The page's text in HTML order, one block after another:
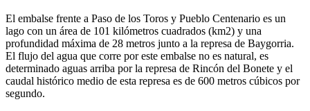
El embalse frente a Paso de los Toros y Pueblo Centenario es un
lago con un área de 101 kilómetros cuadrados (km2) y una
profundidad máxima de 28 metros junto a la represa de Baygorria.
El flujo del agua que corre por este embalse no es natural, es
determinado aguas arriba por la represa de Rincón del Bonete y el
caudal histórico medio de esta represa es de 600 metros cúbicos por
segundo.